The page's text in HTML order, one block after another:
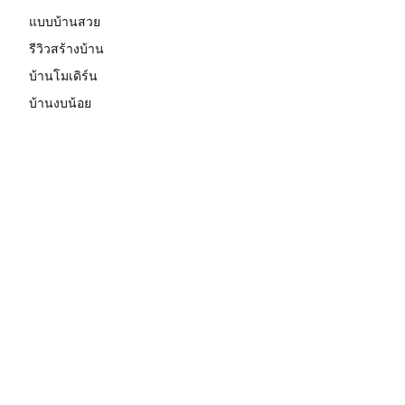
แบบบ้านสวย
รีวิวสร้างบ้าน
บ้านโมเดิร์น
บ้านงบน้อย